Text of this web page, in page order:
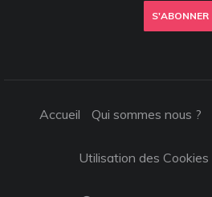
S'ABONNER
Accueil Qui sommes nous ?
Utilisation des Cookies